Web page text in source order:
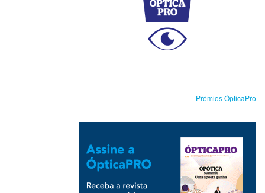
Prémios ÓpticaPro